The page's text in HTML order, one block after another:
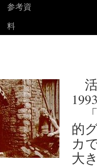
参考資
料
活
的
カ
大